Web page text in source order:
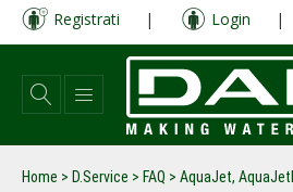
Salta
contenuto
principale
Registrati | Login |
Home > D.Service > FAQ > AquaJet,